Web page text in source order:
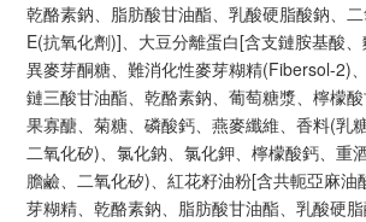
乾酪素鈉、脂肪酸甘油酯、乳酸硬脂酸鈉、
E(抗氧化劑)]、大豆分離蛋白[含支鏈胺基酸、
異麥芽酮糖、難消化性麥芽糊精(Fibersol-2)
鏈三酸甘油酯、乾酪素鈉、葡萄糖漿、檸檬酸
果寡醣、菊糖、磷酸鈣、燕麥纖維、香料(乳
二氧化矽)、氯化鈉、氯化鉀、檸檬酸鈣、重
膽鹼、二氧化矽)、紅花籽油粉[含共軛亞麻油
芽糊精、乾酪素鈉、脂肪酸甘油酯、乳酸硬